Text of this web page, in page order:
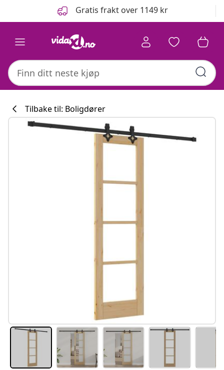
Gratis frakt over 1149 kr
Tilbake til: Boligdører